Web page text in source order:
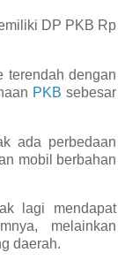
DP PKB Rp
terendah dengan
PKB sebesar
ada perbedaan
mobil berbahan
lagi mendapat
melainkan
daerah.